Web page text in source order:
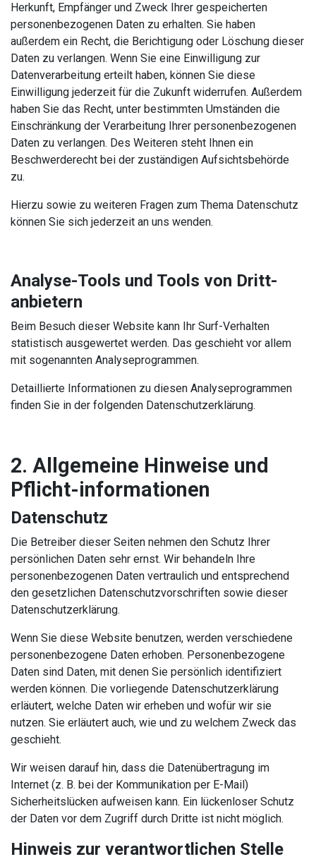
Herkunft, Empfänger und Zweck Ihrer gespeicherten
personenbezogenen Daten zu erhalten. Sie haben
außerdem ein Recht, die Berichtigung oder Löschung dieser
Daten zu verlangen. Wenn Sie eine Einwilligung zur
Datenverarbeitung erteilt haben, können Sie diese
Einwilligung jederzeit für die Zukunft widerrufen. Außerdem
haben Sie das Recht, unter bestimmten Umständen die
Einschränkung der Verarbeitung Ihrer personenbezogenen
Daten zu verlangen. Des Weiteren steht Ihnen ein
Beschwerderecht bei der zuständigen Aufsichtsbehörde
zu.
Hierzu sowie zu weiteren Fragen zum Thema Datenschutz
können Sie sich jederzeit an uns wenden.
Analyse-Tools und Tools von Dritt-
anbietern
Beim Besuch dieser Website kann Ihr Surf-Verhalten
statistisch ausgewertet werden. Das geschieht vor allem
mit sogenannten Analyseprogrammen.
Detaillierte Informationen zu diesen Analyseprogrammen
finden Sie in der folgenden Datenschutzerklärung.
2. Allgemeine Hinweise und
Pflicht-informationen
Datenschutz
Die Betreiber dieser Seiten nehmen den Schutz Ihrer
persönlichen Daten sehr ernst. Wir behandeln Ihre
personenbezogenen Daten vertraulich und entsprechend
den gesetzlichen Datenschutzvorschriften sowie dieser
Datenschutzerklärung.
Wenn Sie diese Website benutzen, werden verschiedene
personenbezogene Daten erhoben. Personenbezogene
Daten sind Daten, mit denen Sie persönlich identifiziert
werden können. Die vorliegende Datenschutzerklärung
erläutert, welche Daten wir erheben und wofür wir sie
nutzen. Sie erläutert auch, wie und zu welchem Zweck das
geschieht.
Wir weisen darauf hin, dass die Datenübertragung im
Internet (z. B. bei der Kommunikation per E-Mail)
Sicherheitslücken aufweisen kann. Ein lückenloser Schutz
der Daten vor dem Zugriff durch Dritte ist nicht möglich.
Hinweis zur verantwortlichen Stelle